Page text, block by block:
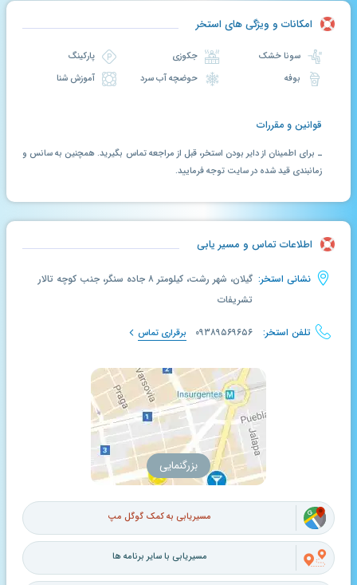
امکانات و ویژگی های استخر
سونا خشک
جکوزی
حوضچه آب سرد
پارکینگ
آموزش شنا
قوانین و مقررات
ـ برای اطمینان از دایر بودن استخر، قبل از مراجعه تماس بگیرید. همچنین به سانس و
زمانبندی قید شده در سایت توجه فرمایید.
اطلاعات تماس و مسیر یابی
نشانی استخر:
گیلان، شهر رشت، کیلومتر ۸ جاده سنگر، جنب کوچه تالار
تشریفات
تلفن استخر: ۰۹۳۸۹۵۶۹۶۵۶ برقراری تماس
بزرگنمایی
مسیریابی به کمک گوگل مپ
مسیریابی با سایر برنامه ها